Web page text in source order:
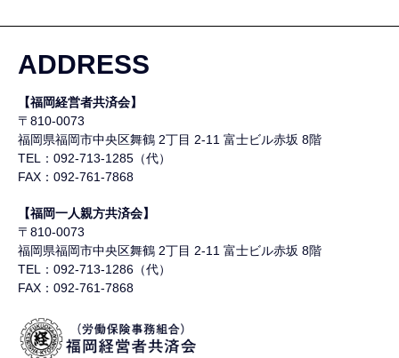
ADDRESS
【福岡経営者共済会】
〒810-0073
福岡県福岡市中央区舞鶴 2丁目 2-11 富士ビル赤坂 8階
TEL：092-713-1285（代）
FAX：092-761-7868
【福岡一人親方共済会】
〒810-0073
福岡県福岡市中央区舞鶴 2丁目 2-11 富士ビル赤坂 8階
TEL：092-713-1286（代）
FAX：092-761-7868